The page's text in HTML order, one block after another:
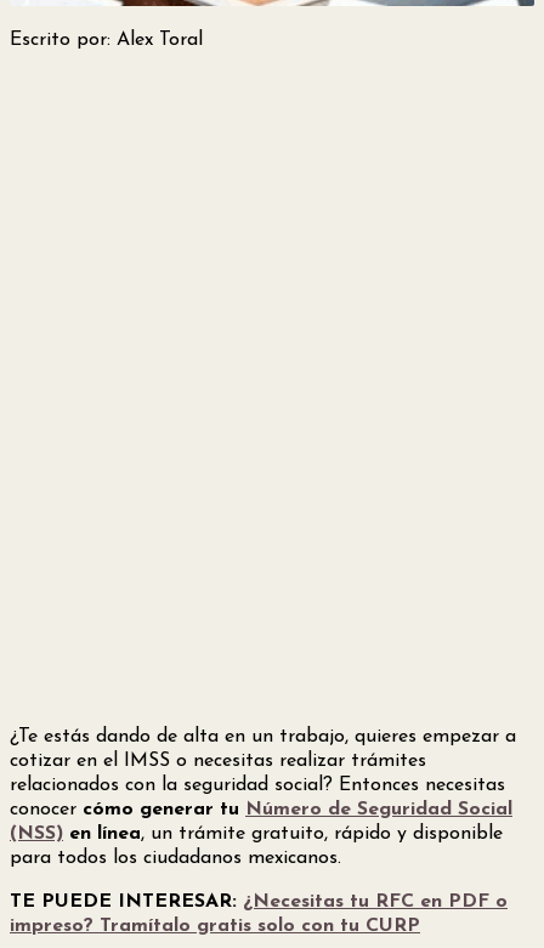
Escrito por: Alex Toral
¿Te estás dando de alta en un trabajo, quieres empezar a
cotizar en el IMSS o necesitas realizar trámites
relacionados con la seguridad social? Entonces necesitas
conocer cómo generar tu
Número de Seguridad Social
(NSS) en línea, un trámite gratuito, rápido y disponible
para todos los ciudadanos mexicanos.
TE PUEDE INTERESAR: ¿Necesitas tu RFC en PDF o
impreso? Tramítalo gratis solo con tu CURP